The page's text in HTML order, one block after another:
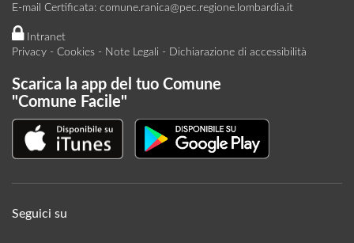
E-mail Certificata: comune.ranica@pec.regione.lombardia.it
Intranet
Privacy - Cookies - Note Legali - Dichiarazione di accessibilità
Scarica la app del tuo Comune
"Comune Facile"
Seguici su